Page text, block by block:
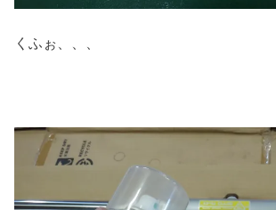
くふぉ、、、